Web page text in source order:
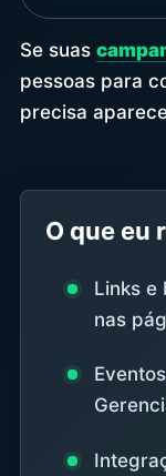
Se suas
pessoas para
precisa
O que eu
Links e
nas